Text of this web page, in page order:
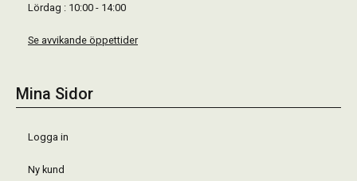
Lördag : 10:00 - 14:00
Se avvikande öppettider
Mina Sidor
Logga in
Ny kund